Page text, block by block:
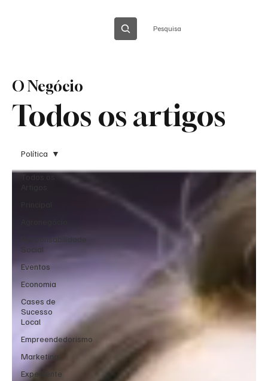
Pesquisa
Todos os artigos
O Negócio
Responsabilidade
Social
Eventos
Economia
Cases de
Sucesso
Local
Empreendedorismo
Marketing
Expediente
Política